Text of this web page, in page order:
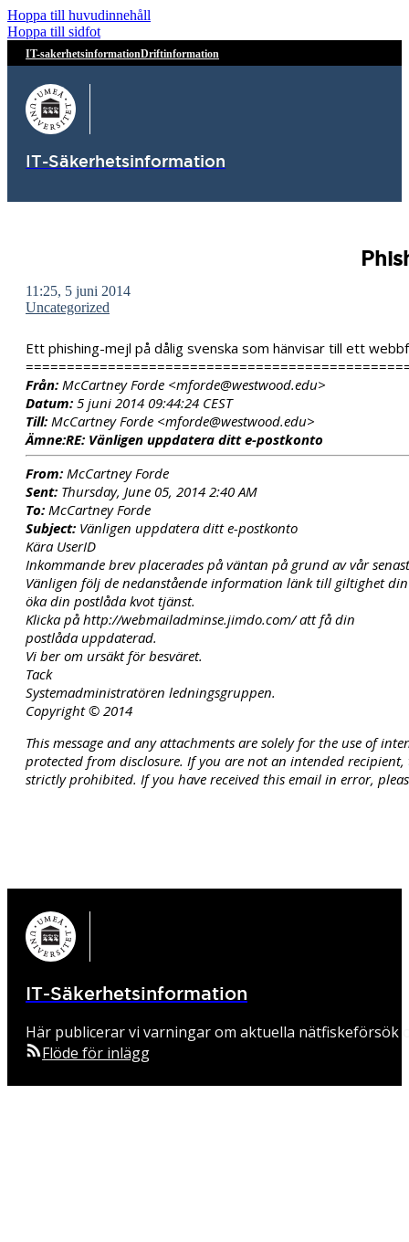
Hoppa till huvudinnehåll
Hoppa till sidfot
IT-sakerhetsinformationDriftinformation
IT-Säkerhetsinformation
11:25, 5 juni 2014
Uncategorized
Ett phishing-mejl på dålig svenska som hänvisar till ett
Från: McCartney Forde <mforde@westwood.edu>
Datum: 5 juni 2014 09:44:24 CEST
Till: McCartney Forde <mforde@westwood.edu>
Ämne:RE: Vänligen uppdatera ditt e-postkonto
From: McCartney Forde
Sent: Thursday, June 05, 2014 2:40 AM
To: McCartney Forde
Subject: Vänligen uppdatera ditt e-postkonto
Kära UserID
Inkommande brev placerades på väntan på grund av vår
Vänligen följ de nedanstående information länk till giltighet
öka din postlåda kvot tjänst.
Klicka på http://webmailadminse.jimdo.com/ att få din
postlåda uppdaterad.
Vi ber om ursäkt för besväret.
Tack
Systemadministratören ledningsgruppen.
Copyright © 2014
This message and any attachments are solely for the use of
protected from disclosure. If you are not an intended
strictly prohibited. If you have received this email in error,
IT-Säkerhetsinformation
Här publicerar vi varningar om aktuella
Flöde för inlägg